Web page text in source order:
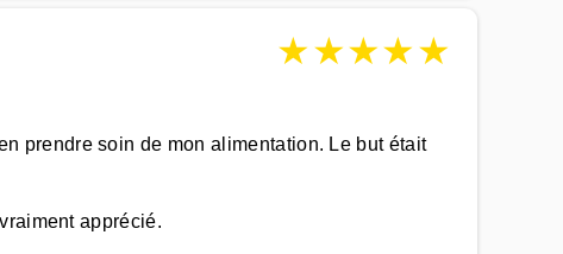
★★★★★
prendre soin de mon alimentation. Le but était
apprécié.